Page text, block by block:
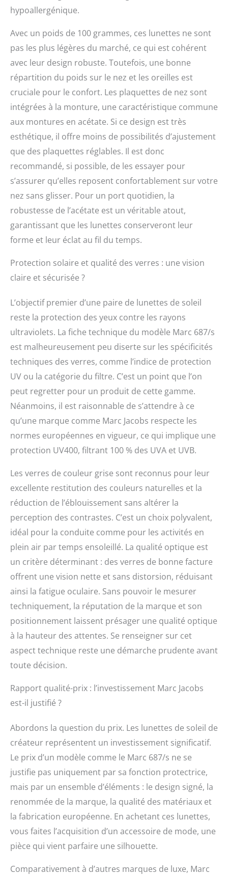
hypoallergénique.
Avec un poids de 100 grammes, ces lunettes ne sont
pas les plus légères du marché, ce qui est cohérent
avec leur design robuste. Toutefois, une bonne
répartition du poids sur le nez et les oreilles est
cruciale pour le confort. Les plaquettes de nez sont
intégrées à la monture, une caractéristique commune
aux montures en acétate. Si ce design est très
esthétique, il offre moins de possibilités d’ajustement
que des plaquettes réglables. Il est donc
recommandé, si possible, de les essayer pour
s’assurer qu’elles reposent confortablement sur votre
nez sans glisser. Pour un port quotidien, la
robustesse de l’acétate est un véritable atout,
garantissant que les lunettes conserveront leur
forme et leur éclat au fil du temps.
Protection solaire et qualité des verres : une vision
claire et sécurisée ?
L’objectif premier d’une paire de lunettes de soleil
reste la protection des yeux contre les rayons
ultraviolets. La fiche technique du modèle Marc 687/s
est malheureusement peu diserte sur les spécificités
techniques des verres, comme l’indice de protection
UV ou la catégorie du filtre. C’est un point que l’on
peut regretter pour un produit de cette gamme.
Néanmoins, il est raisonnable de s’attendre à ce
qu’une marque comme Marc Jacobs respecte les
normes européennes en vigueur, ce qui implique une
protection UV400, filtrant 100 % des UVA et UVB.
Les verres de couleur grise sont reconnus pour leur
excellente restitution des couleurs naturelles et la
réduction de l’éblouissement sans altérer la
perception des contrastes. C’est un choix polyvalent,
idéal pour la conduite comme pour les activités en
plein air par temps ensoleillé. La qualité optique est
un critère déterminant : des verres de bonne facture
offrent une vision nette et sans distorsion, réduisant
ainsi la fatigue oculaire. Sans pouvoir le mesurer
techniquement, la réputation de la marque et son
positionnement laissent présager une qualité optique
à la hauteur des attentes. Se renseigner sur cet
aspect technique reste une démarche prudente avant
toute décision.
Rapport qualité-prix : l’investissement Marc Jacobs
est-il justifié ?
Abordons la question du prix. Les lunettes de soleil de
créateur représentent un investissement significatif.
Le prix d’un modèle comme le Marc 687/s ne se
justifie pas uniquement par sa fonction protectrice,
mais par un ensemble d’éléments : le design signé, la
renommée de la marque, la qualité des matériaux et
la fabrication européenne. En achetant ces lunettes,
vous faites l’acquisition d’un accessoire de mode, une
pièce qui vient parfaire une silhouette.
Comparativement à d’autres marques de luxe, Marc